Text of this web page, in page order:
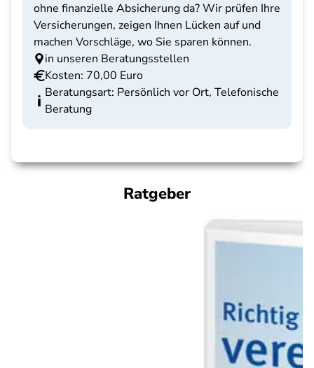
ohne finanzielle Absicherung da? Wir prüfen Ihre
Versicherungen, zeigen Ihnen Lücken auf und
machen Vorschläge, wo Sie sparen können.
in unseren Beratungsstellen
Kosten: 70,00 Euro
Beratungsart: Persönlich vor Ort, Telefonische
Beratung
Ratgeber